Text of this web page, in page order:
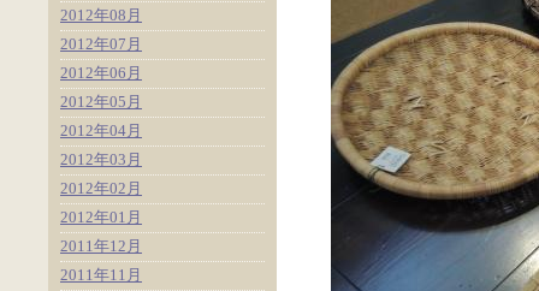
2012年08月
2012年07月
2012年06月
2012年05月
2012年04月
2012年03月
2012年02月
2012年01月
2011年12月
2011年11月